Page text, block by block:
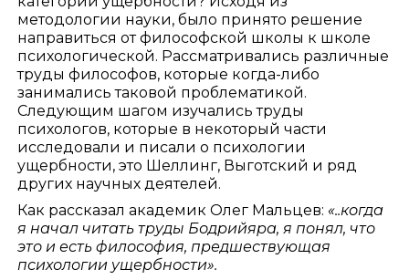
методологии науки, было принято решение
направиться от философской школы к школе
психологической. Рассматривались различные
труды философов, которые когда-либо
занимались таковой проблематикой.
Следующим шагом изучались труды
психологов, которые в некоторый части
исследовали и писали о психологии
ущербности, это Шеллинг, Выготский и ряд
других научных деятелей.
Как рассказал академик Олег Мальцев: «..когда
я начал читать труды Бодрийяра, я понял, что
это и есть философия, предшествующая
психологии ущербности».